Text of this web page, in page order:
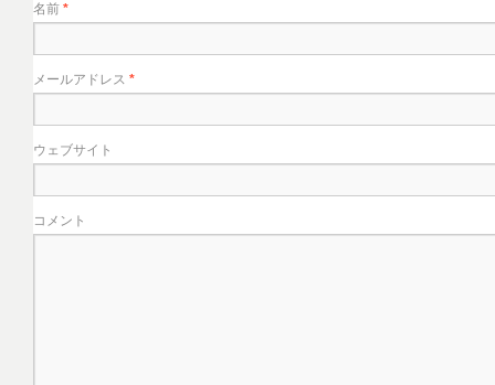
名前 *
メールアドレス *
ウェブサイト
コメント